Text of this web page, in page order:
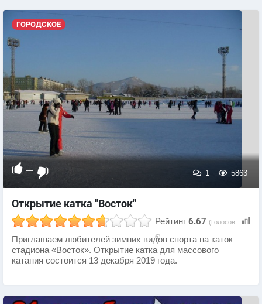
ГОРОДСКОЕ
— 1 5863
Открытие катка "Восток"
Рейтинг 6.67 (Голосов:
6)
Приглашаем любителей зимних видов спорта на каток
стадиона «Восток». Открытие катка для массового
катания состоится 13 декабря 2019 года.